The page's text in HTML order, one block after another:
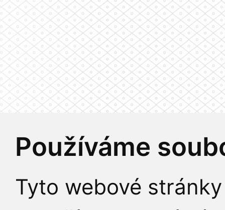
Používáme
Tyto webové